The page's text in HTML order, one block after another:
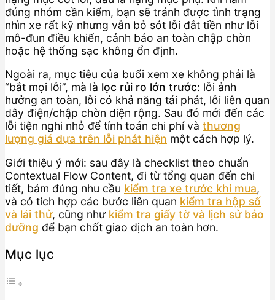
đúng nhóm cần kiểm, bạn sẽ tránh được tình trạng
nhìn xe rất kỹ nhưng vẫn bỏ sót lỗi đắt tiền như lỗi
mô-đun điều khiển, cảnh báo an toàn chập chờn
hoặc hệ thống sạc không ổn định.
Ngoài ra, mục tiêu của buổi xem xe không phải là
“bắt mọi lỗi”, mà là lọc rủi ro lớn trước: lỗi ảnh
hưởng an toàn, lỗi có khả năng tái phát, lỗi liên quan
dây điện/chập chờn diện rộng. Sau đó mới đến các
lỗi tiện nghi nhỏ để tính toán chi phí và thương
lượng giá dựa trên lỗi phát hiện một cách hợp lý.
Giới thiệu ý mới: sau đây là checklist theo chuẩn
Contextual Flow Content, đi từ tổng quan đến chi
tiết, bám đúng nhu cầu kiểm tra xe trước khi mua,
và có tích hợp các bước liên quan kiểm tra hộp số
và lái thử, cũng như kiểm tra giấy tờ và lịch sử bảo
dưỡng để bạn chốt giao dịch an toàn hơn.
Mục lục